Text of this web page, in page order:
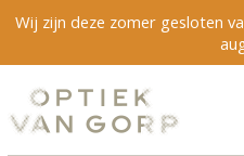
Wij zijn deze zomer gesloten